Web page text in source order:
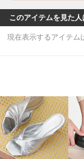
このアイテムを見た
現在表示するアイテム